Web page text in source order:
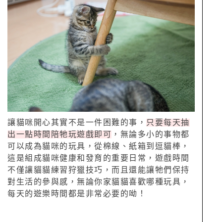
讓貓咪開心其實不是一件困難的事， 只要每天抽
出一點時間陪牠玩遊戲即可
，無論多小的事物都
可以成為貓咪的玩具，從棉線、紙箱到逗貓棒，
這是組成貓咪健康和發育的重要日常，遊戲時間
不僅讓貓貓練習狩獵技巧，而且還能讓牠們保持
對生活的參與感，無論你家貓貓喜歡哪種玩具，
每天的遊樂時間都是非常必要的呦！